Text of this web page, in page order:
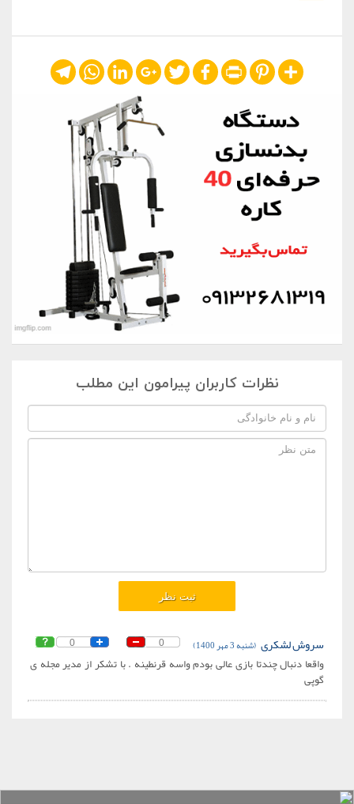
Share
Pinterest
Print
Facebook
Twitter
Google+
LinkedIn
WhatsApp
Telegram
نظرات کاربران پیرامون این مطلب
0 0 سروش لشکری (شنبه 3 مهر 1400)
واقعا دنبال چندتا بازی عالی بودم واسه قرنطینه . با تشکر از مدیر مجله ی
گوپی